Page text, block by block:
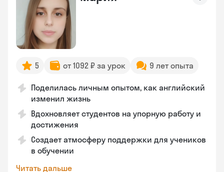
5 от 1092 ₽ за урок 9 лет опыта
Поделилась личным опытом, как английский
изменил жизнь
Вдохновляет студентов на упорную работу и
достижения
Создает атмосферу поддержки для учеников
в обучении
Читать дальше